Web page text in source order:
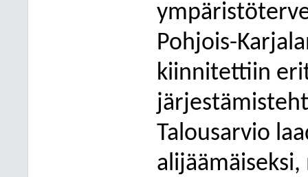
Pohjois-
kiinnitettiin
Talousarvio